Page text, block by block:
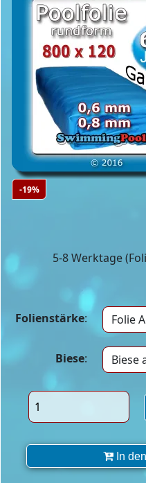
-19%
5-8 Werktage
Folienstärke:
Biese:
In